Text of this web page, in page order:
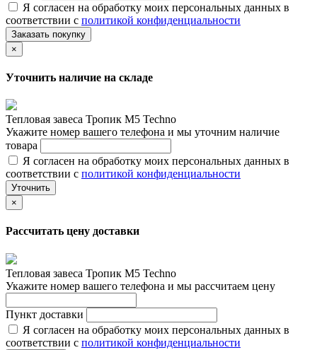
Я согласен на обработку моих персональных данных в
соответствии с политикой конфиденциальности
Заказать покупку
×
Уточнить наличие на складе
Тепловая завеса Тропик М5 Techno
Укажите номер вашего телефона и мы уточним наличие
товара
Я согласен на обработку моих персональных данных в
соответствии с политикой конфиденциальности
Уточнить
×
Рассчитать цену доставки
Тепловая завеса Тропик М5 Techno
Укажите номер вашего телефона и мы рассчитаем цену
Пункт доставки
Я согласен на обработку моих персональных данных в
соответствии с политикой конфиденциальности